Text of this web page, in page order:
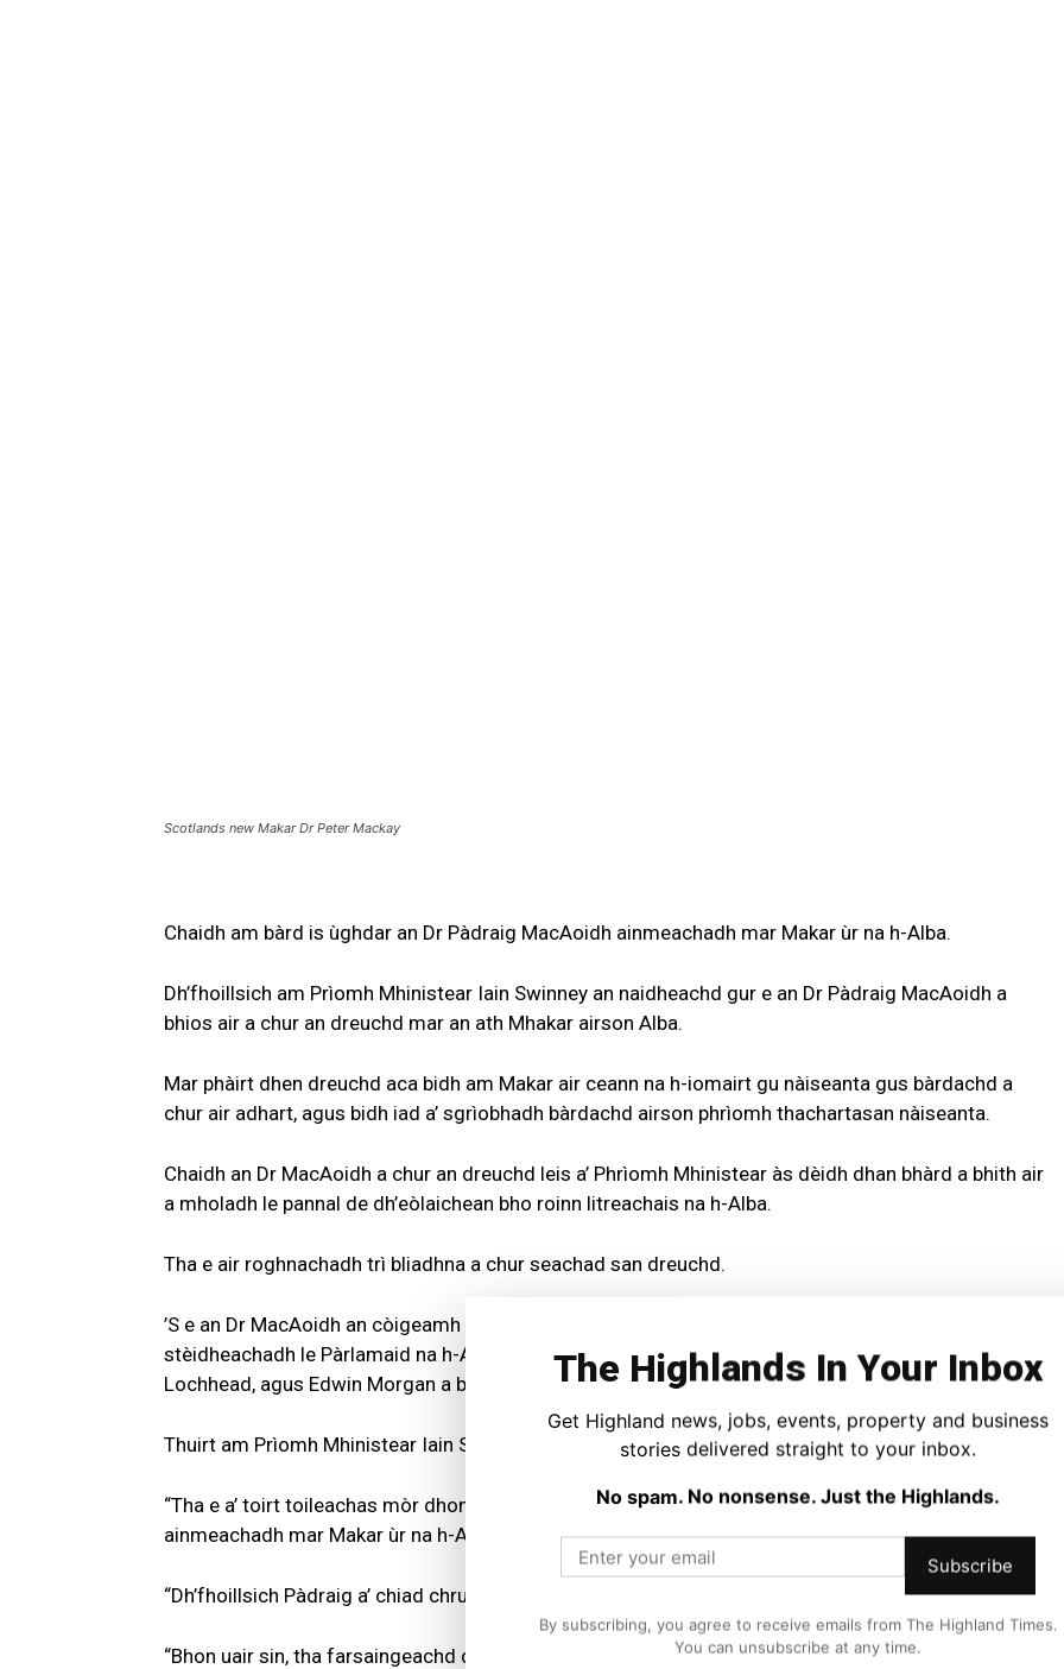
Scotlands new Makar Dr Peter Mackay
Chaidh am bàrd is ùghdar an Dr Pàdraig MacAoidh ainmeachadh mar Makar ùr na h-Alba.
Dh’fhoillsich am Prìomh Mhinistear Iain Swinney an naidheachd gur e an Dr Pàdraig MacAoidh a
bhios air a chur an dreuchd mar an ath Mhakar airson Alba.
Mar phàirt dhen dreuchd aca bidh am Makar air ceann na h-iomairt gu nàiseanta gus bàrdachd a
chur air adhart, agus bidh iad a’ sgrìobhadh bàrdachd airson phrìomh thachartasan nàiseanta.
Chaidh an Dr MacAoidh a chur an dreuchd leis a’ Phrìomh Mhinistear às dèidh dhan bhàrd a bhith air
a mholadh le pannal de dh’eòlaichean bho roinn litreachais na h-Alba.
Tha e air roghnachadh trì bliadhna a chur seachad san dreuchd.
’S e an Dr MacAoidh an còigeamh neach a tha air a bhith san dreuchd seo bho chaidh a
stèidheachadh le Pàrlamaid na h-Alba ann an 2004, agus b’ iad Kathleen Jamie, Jackie Kay, Liz
Lochhead, agus Edwin Morgan a bha san dreuchd roimhe.
Thuirt am Prìomh Mhinistear Iain Swinney:
“Tha e a’ toirt toileachas mòr dhomh gur e am bàrd Gàidhlig Pàdraig MacAoidh a chaidh
ainmeachadh mar Makar ùr na h-Alba.
“Dh’fhoillsich Pàdraig a’ chiad chruinneachadh aige, Gu Leòr, ann an 2015.
“Bhon uair sin, tha farsaingeachd de luchd-leughaidh air ùidh mhòr a thogail na obair, agus tha e air
The Highlands In Your Inbox
Get Highland news, jobs, events, property and business
stories delivered straight to your inbox.
No spam. No nonsense. Just the Highlands.
Subscribe
By subscribing, you agree to receive emails from The Highland Times.
You can unsubscribe at any time.